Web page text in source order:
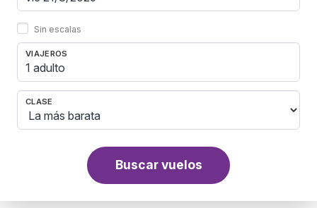
Sin escalas
VIAJEROS
1 adulto
CLASE
Buscar vuelos